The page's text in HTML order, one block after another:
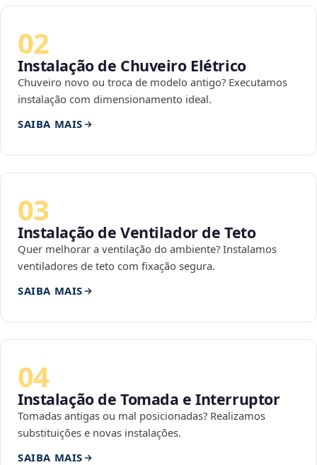
02
Instalação de Chuveiro Elétrico
Chuveiro novo ou troca de modelo antigo? Executamos
instalação com dimensionamento ideal.
SAIBA MAIS
03
Instalação de Ventilador de Teto
Quer melhorar a ventilação do ambiente? Instalamos
ventiladores de teto com fixação segura.
SAIBA MAIS
04
Instalação de Tomada e Interruptor
Tomadas antigas ou mal posicionadas? Realizamos
substituições e novas instalações.
SAIBA MAIS